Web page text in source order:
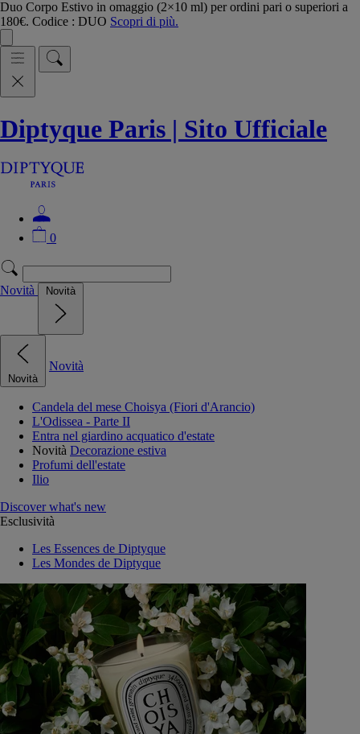
Duo Corpo Estivo in omaggio (2×10 ml) per ordini pari o superiori a
180€. Codice : DUO Scopri di più.
Diptyque Paris | Sito Ufficiale
0
Novità Novità
Novità
Novità
Candela del mese Choisya (Fiori d'Arancio)
L'Odissea - Parte II
Entra nel giardino acquatico d'estate
Novità Decorazione estiva
Profumi dell'estate
Ilio
Discover what's new
Esclusività
Les Essences de Diptyque
Les Mondes de Diptyque